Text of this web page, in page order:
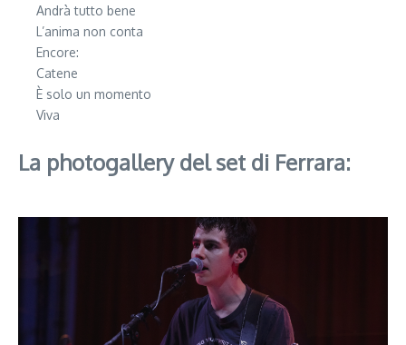
Andrà tutto bene
L’anima non conta
Encore:
Catene
È solo un momento
Viva
La photogallery del set di Ferrara: